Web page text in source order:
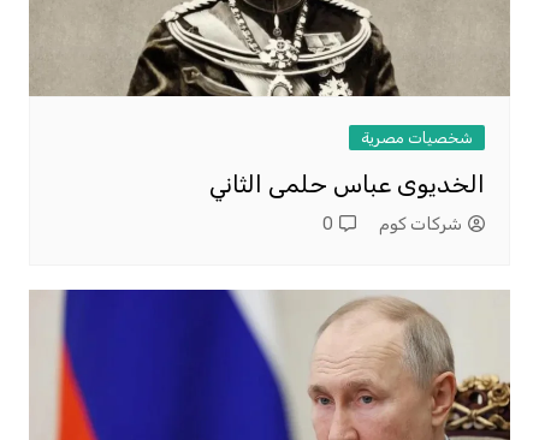
شخصيات مصرية
الخديوى عباس حلمى الثاني
شركات كوم 0